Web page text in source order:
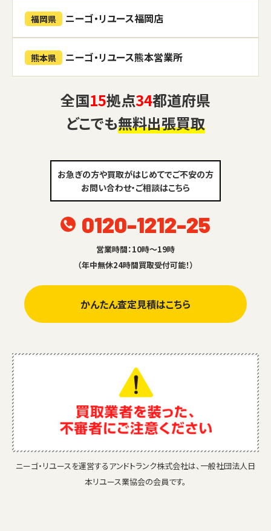
福岡県 ニーゴ・リユース福岡店
熊本県 ニーゴ・リユース熊本営業所
全国15拠点34都道府県
どこでも無料出張買取
お急ぎの方や買取がはじめてでご不安の方
お問い合わせ・ご相談はこちら
0120-1212-25
営業時間：10時～19時
（年中無休24時間買取受付可能！）
かんたん査定見積はこちら
ニーゴ・リユースを運営するアンドトランク株式会社は、一般社団法人日
本リユース業協会の会員です。